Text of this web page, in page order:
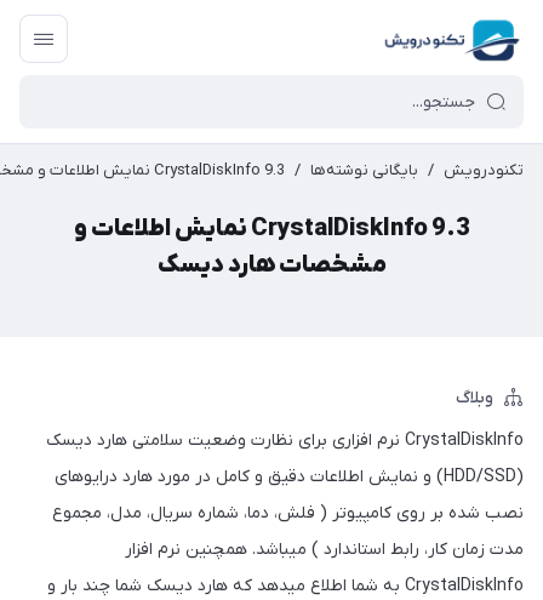
تکنودرویش / بایگانی نوشته‌ها / CrystalDiskInfo 9.3 نمایش اطلاعات و مشخصات هارد دیسک
CrystalDiskInfo 9.3 نمایش اطلاعات و
مشخصات هارد دیسک
وبلاگ
CrystalDiskInfo نرم افزاری برای نظارت وضعیت سلامتی هارد دیسک
(HDD/SSD) و نمایش اطلاعات دقیق و کامل در مورد هارد درایوهای
نصب شده بر روی کامپیوتر ( فلش، دما، شماره سریال، مدل، مجموع
مدت زمان کار، رابط استاندارد ) میباشد. همچنین نرم افزار
CrystalDiskInfo به شما اطلاع میدهد که هارد دیسک شما چند بار و